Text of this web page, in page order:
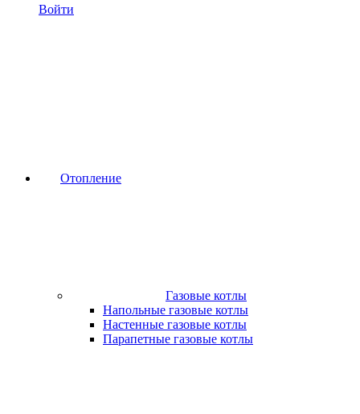
Войти
Отопление
Газовые котлы
Напольные газовые котлы
Настенные газовые котлы
Парапетные газовые котлы